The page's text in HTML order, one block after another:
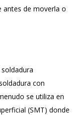
antes de moverla o
con
se utiliza en
(SMT) donde